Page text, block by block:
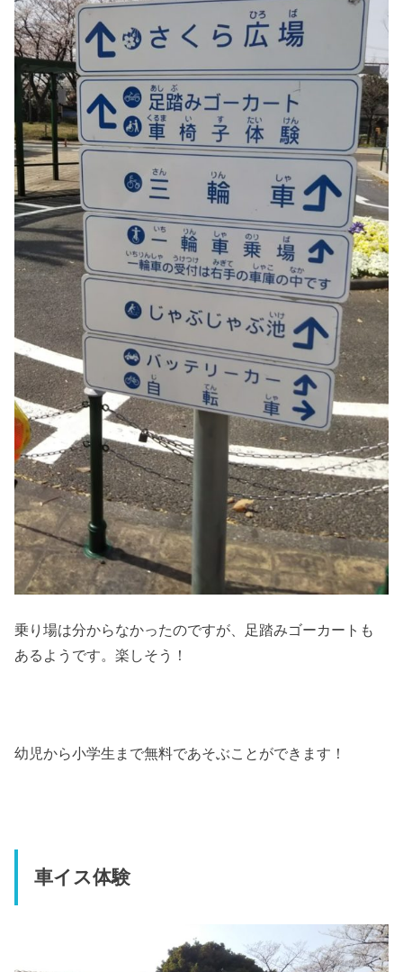
乗り場は分からなかったのですが、足踏みゴーカートも
あるようです。楽しそう！
幼児から小学生まで無料であそぶことができます！
車イス体験